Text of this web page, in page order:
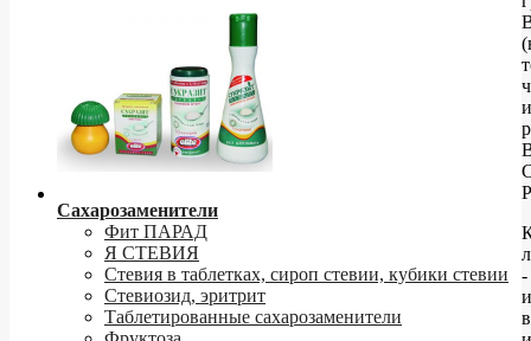
Сахарозаменители
Фит ПАРАД
Я СТЕВИЯ
Стевия в таблетках, сироп стевии, кубики стевии
Стевиозид, эритрит
Таблетированные сахарозаменители
и
-